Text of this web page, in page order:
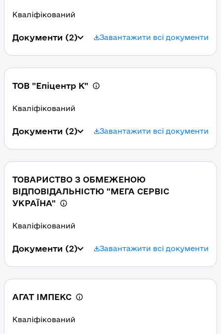
Кваліфікований
Документи (2) Завантажити всі документи
ТОВ "Епіцентр К"
Кваліфікований
Документи (2) Завантажити всі документи
ТОВАРИСТВО З ОБМЕЖЕНОЮ
ВІДПОВІДАЛЬНІСТЮ "МЕГА СЕРВІС
УКРАЇНА"
Кваліфікований
Документи (2) Завантажити всі документи
АГАТ ІМПЕКС
Кваліфікований